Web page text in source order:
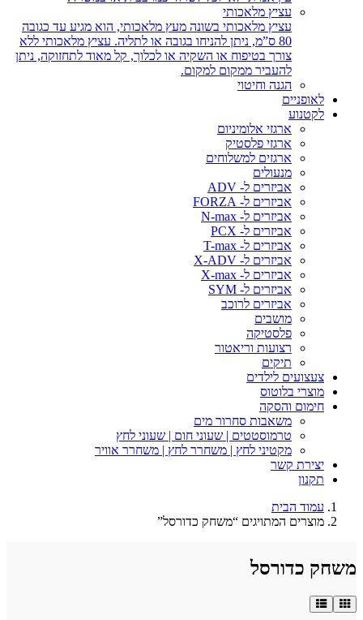
עציץ מלאכותי
עציץ מלאכותי בשונה מעץ מלאכותי, הוא מגיע עד כגובה
80 ס”מ, ניתן להניחו בגובה או לתליה. עציץ מלאכותי ללא
צורך בטיפוח או השקיה או לכלוך, קל מאוד לתחזוקה, ניתן
להעביר ממקום למקום.
הגנה וחיטוי
לאופניים
לקטנוע
ארגזי אלומיניום
ארגזי פלסטיק
ארגזים למשלוחים
מנעולים
אביזרים ל- ADV
אביזרים ל- FORZA
אביזרים ל- N-max
אביזרים ל- PCX
אביזרים ל- T-max
אביזרים ל- X-ADV
אביזרים ל- X-max
אביזרים ל- SYM
אביזרים לרוכב
מושבים
פלסטיקה
רצועות וריאטור
תיקים
צעצועים לילדים
מוצרי בלוטוס
חימום והסקה
משאבות סחרור מים
טרמוסטטים | שעוני חום | שעוני לחץ
מקטיני לחץ | משחרר לחץ | משחרר אוויר
יצירת קשר
תקנון
עמוד הבית
מוצרים המתויגים “משחק כדורסל”
משחק כדורסל